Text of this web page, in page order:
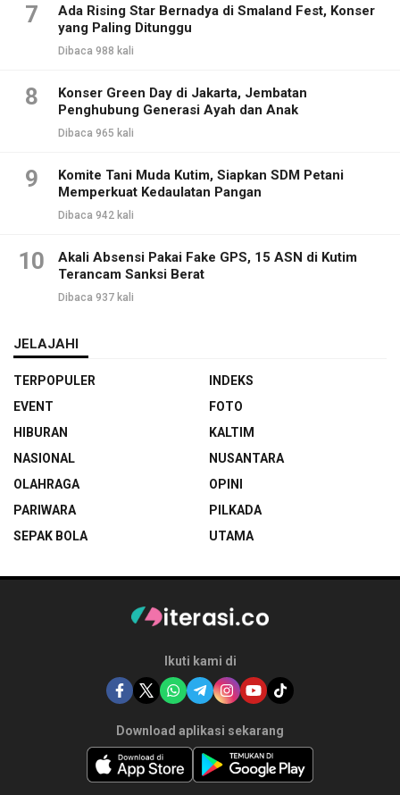
7
Ada Rising Star Bernadya di Smaland Fest, Konser
yang Paling Ditunggu
Dibaca 988 kali
8
Konser Green Day di Jakarta, Jembatan
Penghubung Generasi Ayah dan Anak
Dibaca 965 kali
9
Komite Tani Muda Kutim, Siapkan SDM Petani
Memperkuat Kedaulatan Pangan
Dibaca 942 kali
10
Akali Absensi Pakai Fake GPS, 15 ASN di Kutim
Terancam Sanksi Berat
Dibaca 937 kali
JELAJAHI
TERPOPULER
INDEKS
EVENT
FOTO
HIBURAN
KALTIM
NASIONAL
NUSANTARA
OLAHRAGA
OPINI
PARIWARA
PILKADA
SEPAK BOLA
UTAMA
Ikuti kami di
Download aplikasi sekarang